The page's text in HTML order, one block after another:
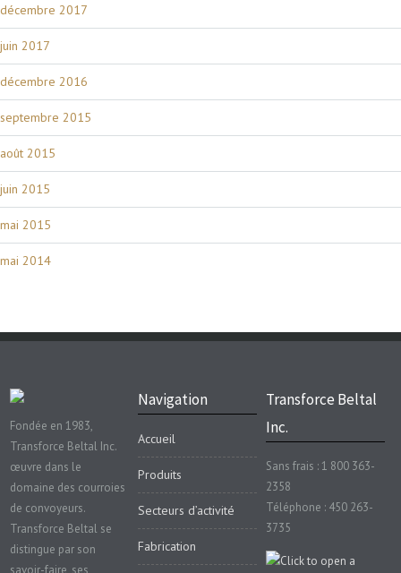
décembre 2017
juin 2017
décembre 2016
septembre 2015
août 2015
juin 2015
mai 2015
mai 2014
Fondée en 1983,
Transforce Beltal Inc.
œuvre dans le
domaine des courroies
de convoyeurs.
Transforce Beltal se
distingue par son
Navigation
Accueil
Produits
Secteurs d’activité
Fabrication
Transforce Beltal
Inc.
Sans frais : 1 800 363-
2358
Téléphone : 450 263-
3735